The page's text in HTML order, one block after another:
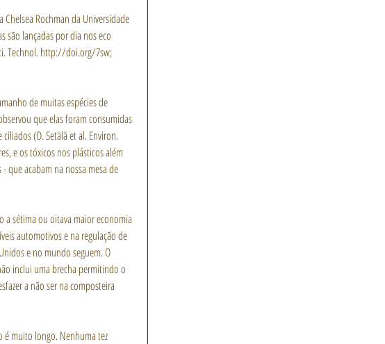
Rochman da Universidade
são lançadas por dia nos eco
Technol. http://doi.org/7sw;
de muitas espécies de
que elas foram consumidas
(O. Setälä et al. Environ.
e os tóxicos nos plásticos além
que acabam na nossa mesa de
a sétima ou oitava maior economia
automotivos e na regulação de
e no mundo seguem. O
inclui uma brecha permitindo o
a não ser na composteira
é muito longo. Nenhuma tez